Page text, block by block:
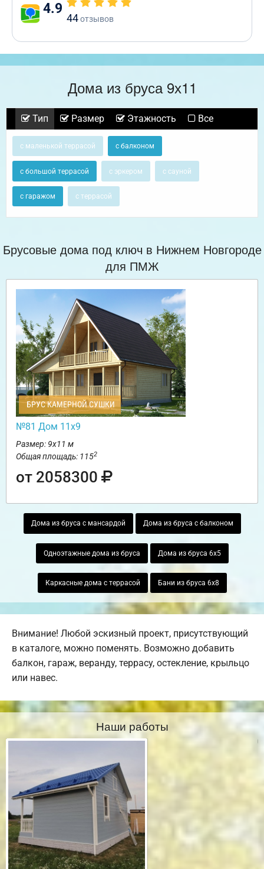
4.9
44отзывов
Дома из бруса 9х11
Тип Размер Этажность Все
с маленькой террасой с балконом
с большой террасой с эркером с сауной
с гаражом с террасой
Брусовые дома под ключ в Нижнем Новгороде
для ПМЖ
БРУС КАМЕРНОЙ СУШКИ
№81 Дом 11х9
Размер: 9х11 м
Общая площадь: 1152
от 2058300
Дома из бруса с мансардой Дома из бруса с балконом
Одноэтажные дома из бруса Дома из бруса 6х5
Каркасные дома с террасой Бани из бруса 6х8
Внимание! Любой эскизный проект, присутствующий
в каталоге, можно поменять. Возможно добавить
балкон, гараж, веранду, террасу, остекление, крыльцо
или навес.
Наши работы